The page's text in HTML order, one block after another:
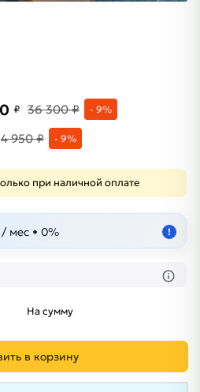
₽ 36 300 ₽ - 9%
4 950 ₽ - 9%
при наличной оплате
мес • 0% !
На сумму
в корзину